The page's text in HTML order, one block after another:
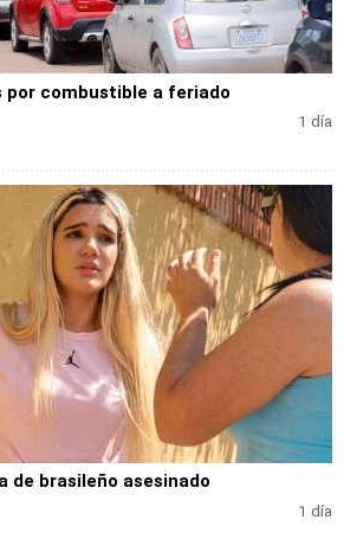
por combustible a feriado
1 día
de brasileño asesinado
1 día